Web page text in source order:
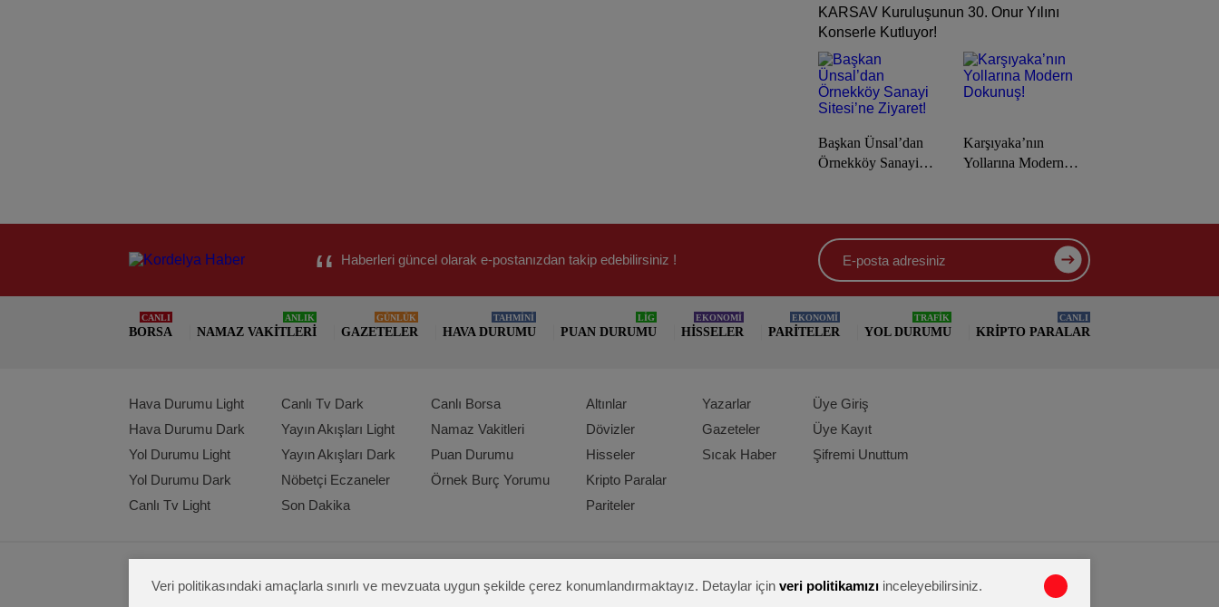
KARSAV Kuruluşunun 30. Onur Yılını
Konserle Kutluyor!
Başkan Ünsal’dan
Örnekköy Sanayi
Karşıyaka’nın
Yollarına Modern
Haberleri güncel olarak e-postanızdan takip edebilirsiniz !
BORSA
CANLI
NAMAZ VAKITLERI
ANLIK
GAZETELER
GÜNLÜK
HAVA DURUMU
TAHMİNİ
PUAN DURUMU
LİG
HISSELER
EKONOMİ
PARITELER
EKONOMİ
YOL DURUMU
TRAFİK
KRIPTO PARALAR
CANLI
Hava Durumu Light
Hava Durumu Dark
Yol Durumu Light
Yol Durumu Dark
Canlı Tv Light
Canlı Tv Dark
Yayın Akışları Light
Yayın Akışları Dark
Nöbetçi Eczaneler
Son Dakika
Canlı Borsa
Namaz Vakitleri
Puan Durumu
Örnek Burç Yorumu
Altınlar
Dövizler
Hisseler
Kripto Paralar
Pariteler
Yazarlar
Gazeteler
Sıcak Haber
Üye Giriş
Üye Kayıt
Şifremi Unuttum
Veri politikasındaki amaçlarla sınırlı ve mevzuata uygun şekilde çerez konumlandırmaktayız. Detaylar için veri politikamızı inceleyebilirsiniz.